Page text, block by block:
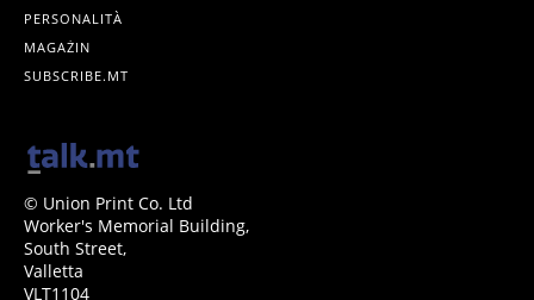
PERSONALITÀ
MAGAŻIN
SUBSCRIBE.MT
© Union Print Co. Ltd
Worker's Memorial Building,
South Street,
Valletta
VLT1104